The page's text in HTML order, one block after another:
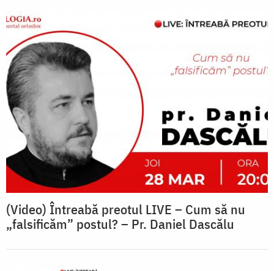
(Video) Întreabă preotul LIVE – Cum să nu
„falsificăm” postul? – Pr. Daniel Dascălu